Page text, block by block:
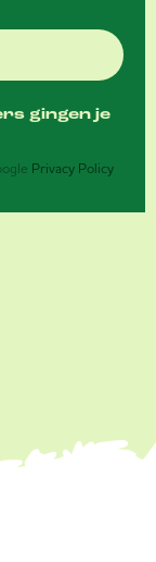
gingen je
Privacy Policy